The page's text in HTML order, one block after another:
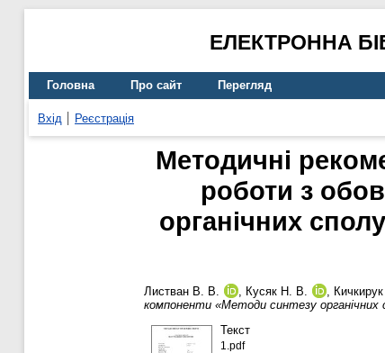
ЕЛЕКТРОННА
Головна Про сайт Перегляд
Вхід Реєстрація
Методичні
роботи з
органічних
Листван В. В. , Кусяк Н. В. ,
компоненти «Методи синтезу органічних
Текст
1.pdf